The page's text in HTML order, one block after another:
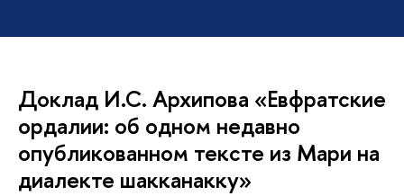
Доклад И.С. Архипова «Евфратские
ордалии: об одном недавно
опубликованном тексте из Мари на
диалекте шакканакку»